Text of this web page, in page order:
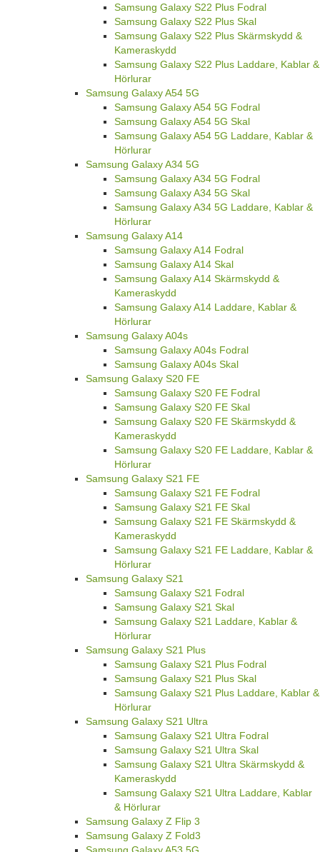
Samsung Galaxy S22 Plus Fodral
Samsung Galaxy S22 Plus Skal
Samsung Galaxy S22 Plus Skärmskydd &
Kameraskydd
Samsung Galaxy S22 Plus Laddare, Kablar &
Hörlurar
Samsung Galaxy A54 5G
Samsung Galaxy A54 5G Fodral
Samsung Galaxy A54 5G Skal
Samsung Galaxy A54 5G Laddare, Kablar &
Hörlurar
Samsung Galaxy A34 5G
Samsung Galaxy A34 5G Fodral
Samsung Galaxy A34 5G Skal
Samsung Galaxy A34 5G Laddare, Kablar &
Hörlurar
Samsung Galaxy A14
Samsung Galaxy A14 Fodral
Samsung Galaxy A14 Skal
Samsung Galaxy A14 Skärmskydd &
Kameraskydd
Samsung Galaxy A14 Laddare, Kablar &
Hörlurar
Samsung Galaxy A04s
Samsung Galaxy A04s Fodral
Samsung Galaxy A04s Skal
Samsung Galaxy S20 FE
Samsung Galaxy S20 FE Fodral
Samsung Galaxy S20 FE Skal
Samsung Galaxy S20 FE Skärmskydd &
Kameraskydd
Samsung Galaxy S20 FE Laddare, Kablar &
Hörlurar
Samsung Galaxy S21 FE
Samsung Galaxy S21 FE Fodral
Samsung Galaxy S21 FE Skal
Samsung Galaxy S21 FE Skärmskydd &
Kameraskydd
Samsung Galaxy S21 FE Laddare, Kablar &
Hörlurar
Samsung Galaxy S21
Samsung Galaxy S21 Fodral
Samsung Galaxy S21 Skal
Samsung Galaxy S21 Laddare, Kablar &
Hörlurar
Samsung Galaxy S21 Plus
Samsung Galaxy S21 Plus Fodral
Samsung Galaxy S21 Plus Skal
Samsung Galaxy S21 Plus Laddare, Kablar &
Hörlurar
Samsung Galaxy S21 Ultra
Samsung Galaxy S21 Ultra Fodral
Samsung Galaxy S21 Ultra Skal
Samsung Galaxy S21 Ultra Skärmskydd &
Kameraskydd
Samsung Galaxy S21 Ultra Laddare, Kablar
& Hörlurar
Samsung Galaxy Z Flip 3
Samsung Galaxy Z Fold3
Samsung Galaxy A53 5G